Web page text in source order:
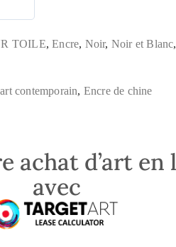
TOILE,Encre, Noir, Noir et Blanc,
art contemporain, Encre de chine
achat d’art en
avec